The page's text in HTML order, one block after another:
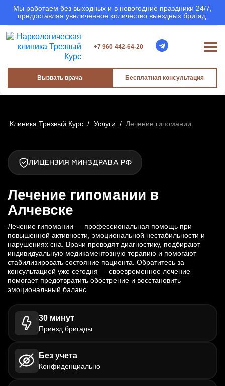
Мы работаем без выходных и в новогодние праздники 24/7,
предоставляя увеличенное количество выездных бригад.
+7 960 442-64-20
Вызвать врача Бесплатная консультация
Клиника Трезвый Курс / Услуги / Лечение гипомании
ЛИЦЕНЗИЯ МИНЗДРАВА РФ
Лечение гипомании в
Алчевске
Лечение гипомании — профессиональная помощь при
повышенной активности, эмоциональной нестабильности и
нарушениях сна. Врачи проводят диагностику, подбирают
индивидуальную медикаментозную терапию и помогают
стабилизировать состояние пациента. Обратитесь за
консультацией уже сегодня — своевременное лечение
помогает предотвратить обострение и восстановить
эмоциональный баланс.
30 минут
Приезд бригады
Без учета
Конфиденциально